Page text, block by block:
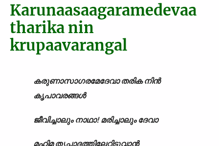
Karunaasaagaramedevaa
tharika nin
krupaavarangal
കരുണാസാഗരമേദേവാ തരിക നിൻ
കൃപാവരങ്ങൾ
ജീവിച്ചാലും നാഥാ! മരിച്ചാലും ദേവാ
മഹിമ തൃപ്പാദത്തിലേറ്റിടുവാൻ